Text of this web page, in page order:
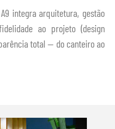
integra arquitetura, gestão
ao projeto (design
total — do canteiro ao